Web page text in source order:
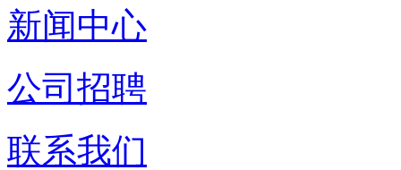
新闻中心
公司招聘
联系我们